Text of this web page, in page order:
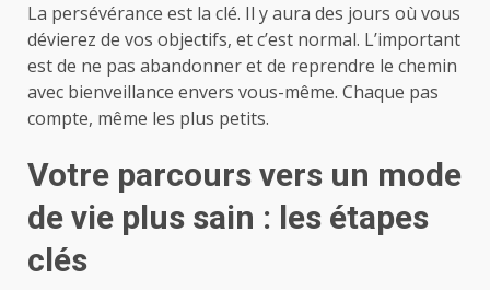
La persévérance est la clé. Il y aura des jours où vous
dévierez de vos objectifs, et c’est normal. L’important
est de ne pas abandonner et de reprendre le chemin
avec bienveillance envers vous-même. Chaque pas
compte, même les plus petits.
Votre parcours vers un mode
de vie plus sain : les étapes
clés